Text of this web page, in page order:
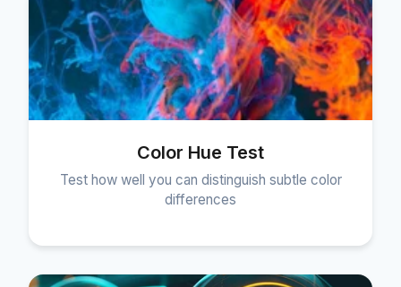
Color Hue Test
Test how well you can distinguish subtle color
differences